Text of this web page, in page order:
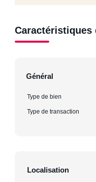
Caractéristiques
Général
Type de bien
Type de transaction
Localisation